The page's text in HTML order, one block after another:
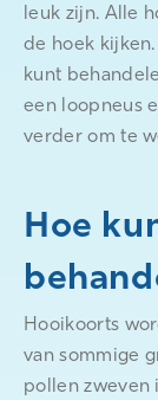
leuk zijn. Alle
de hoek
kunt
een loopneus
verder om te
Hoe
Hooikoorts
van sommige
pollen zweven